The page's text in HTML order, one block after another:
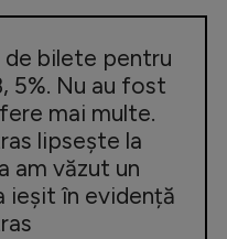
bilete pentru
5%. Nu au fost
mai multe.
lipsește la
am văzut un
ieșit în evidență